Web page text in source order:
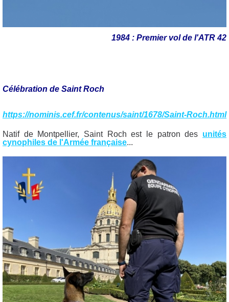
1984 : Premier vol de l'ATR 42
Célébration de Saint Roch
https://nominis.cef.fr/contenus/saint/1678/Saint-Roch.html
Natif de Montpellier, Saint Roch est le patron des unités
cynophiles de l'Armée française...